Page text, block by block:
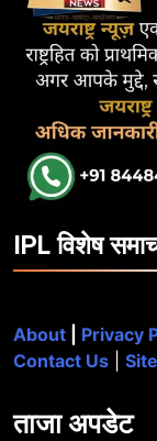
IPL विशेष
About Privacy
Contact Us
ताजाअपडेट